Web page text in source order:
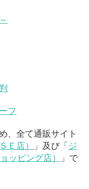
フ
、全て通販サイト
Ｅ店） 」及び「ジ
ッピング店）
」で